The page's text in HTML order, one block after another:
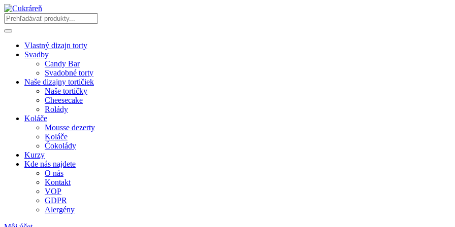
Vlastný dizajn torty
Svadby
Candy Bar
Svadobné torty
Naše dizajny tortičiek
Naše tortičky
Cheesecake
Rolády
Koláče
Mousse dezerty
Koláče
Čokolády
Kurzy
Kde nás najdete
O nás
Kontakt
VOP
GDPR
Alergény